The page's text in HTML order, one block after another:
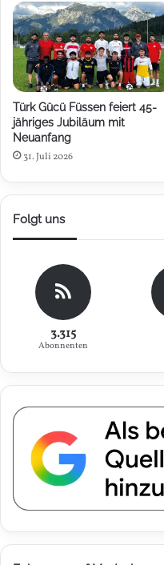
Türk Gücü Füssen feiert 45-
jähriges Jubiläum mit
Neuanfang
31. Juli 2026
Folgt uns
3.315
Abonnenten